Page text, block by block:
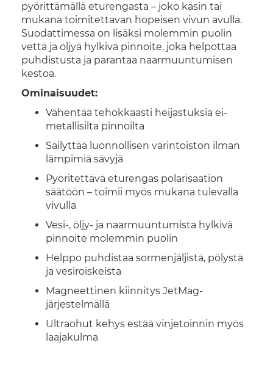
pyörittämällä eturengasta – joko käsin tai
mukana toimitettavan hopeisen vivun avulla.
Suodattimessa on lisäksi molemmin puolin
vettä ja öljyä hylkivä pinnoite, joka helpottaa
puhdistusta ja parantaa naarmuuntumisen
kestoa.
Ominaisuudet:
Vähentää tehokkaasti heijastuksia ei-
metallisilta pinnoilta
Säilyttää luonnollisen värintoiston ilman
lämpimiä sävyjä
Pyöritettävä eturengas polarisaation
säätöön – toimii myös mukana tulevalla
vivulla
Vesi-, öljy- ja naarmuuntumista hylkivä
pinnoite molemmin puolin
Helppo puhdistaa sormenjäljistä, pölystä
ja vesiroiskeista
Magneettinen kiinnitys JetMag-
järjestelmällä
Ultraohut kehys estää vinjetoinnin myös
laajakulma